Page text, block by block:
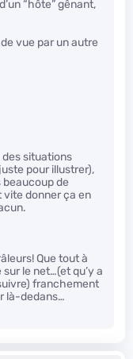
“hôte” gênant,
vue par un autre
des situations
pour illustrer),
beaucoup de
donner ça en
Que tout à
le net…(et qu’y a
franchement
là-dedans…